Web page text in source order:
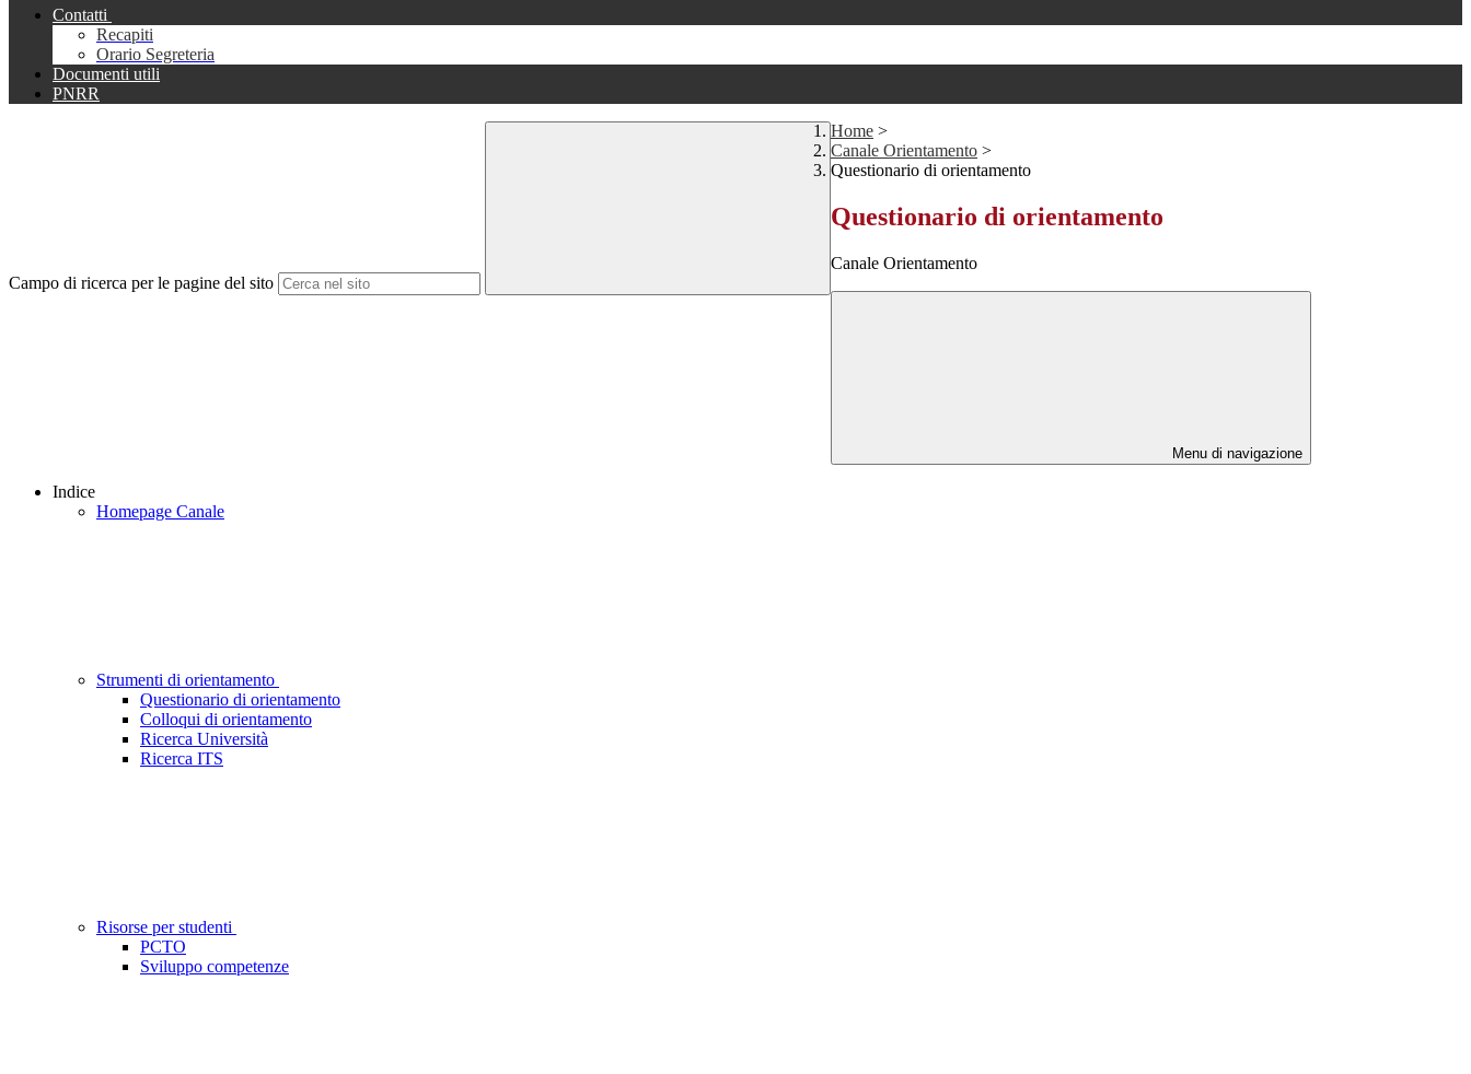
Contatti
Recapiti
Orario Segreteria
Documenti utili
PNRR
Campo di ricerca per le pagine del sito
Home >
Canale Orientamento >
Questionario di orientamento
Questionario di orientamento
Canale Orientamento
Menu di navigazione
Indice
Homepage Canale
Strumenti di orientamento
Questionario di orientamento
Colloqui di orientamento
Ricerca Università
Ricerca ITS
Risorse per studenti
PCTO
Sviluppo competenze